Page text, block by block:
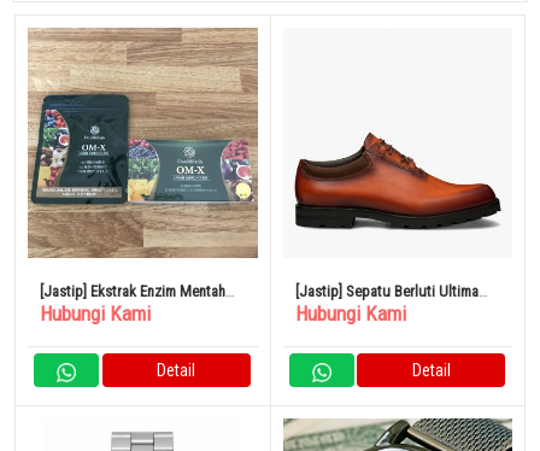
[Jastip] Ekstrak Enzim Mentah
Fermentasi OM-X
Hubungi Kami
Detail
[Jastip] Sepatu Berluti Ultima
Leather Oxford
Hubungi Kami
Detail